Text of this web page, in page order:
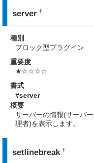
server†
種別
ブロック型プラグイン
重要度
★☆☆☆☆
書式
#server
概要
サーバーの情報(サーバ
理者)を表示します。
setlinebreak†